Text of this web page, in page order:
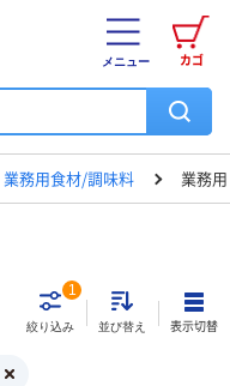
カゴ
メニュー
業務用食材/調味料 業務
絞り込み
1
並び替え 表示切替